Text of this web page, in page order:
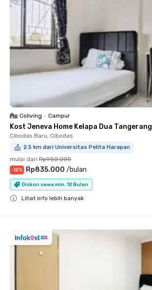
Coliving • Campur
Kost Jeneva Home Kelapa Dua Tangerang
Cibodas Baru, Cibodas
2.5 km dari Universitas Pelita Harapan
mulai dari Rp950.000
-12% Rp835.000 /bulan
Diskon sewa min. 12 Bulan
Lihat info lebih banyak